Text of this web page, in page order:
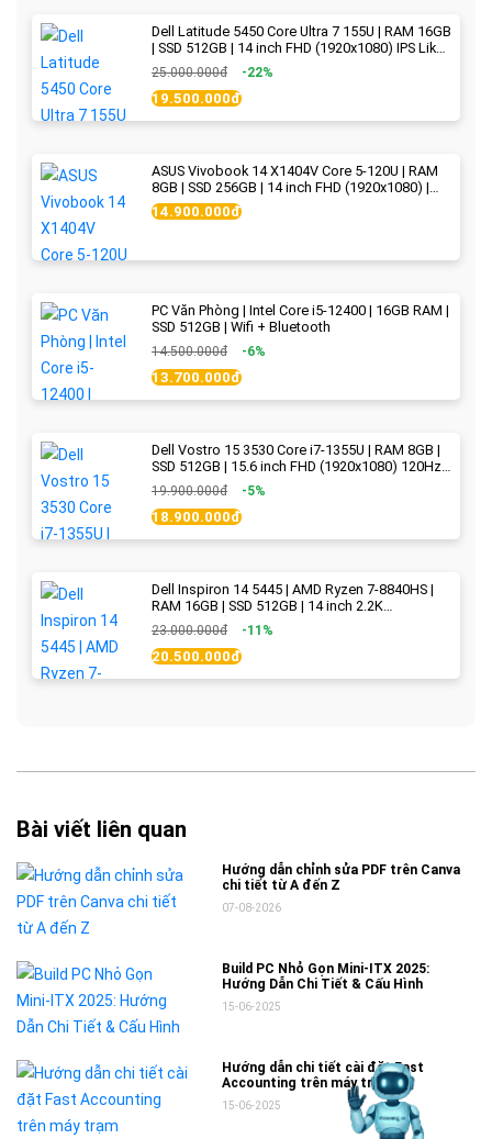
Dell Latitude 5450 Core Ultra 7 155U | RAM 16GB
| SSD 512GB | 14 inch FHD (1920x1080) IPS Like
new
25.000.000đ -22%
19.500.000đ
ASUS Vivobook 14 X1404V Core 5-120U | RAM
8GB | SSD 256GB | 14 inch FHD (1920x1080) |
Quiet Blue - New Fullbox
14.900.000đ
PC Văn Phòng | Intel Core i5-12400 | 16GB RAM |
SSD 512GB | Wifi + Bluetooth
14.500.000đ -6%
13.700.000đ
Dell Vostro 15 3530 Core i7-1355U | RAM 8GB |
SSD 512GB | 15.6 inch FHD (1920x1080) 120Hz
WVA | Black | New Fullbox
19.900.000đ -5%
18.900.000đ
Dell Inspiron 14 5445 | AMD Ryzen 7-8840HS |
RAM 16GB | SSD 512GB | 14 inch 2.2K
(2240x1400) IPS 300nits | Ice Blue - New Fullbox
23.000.000đ -11%
20.500.000đ
Bài viết liên quan
Hướng dẫn chỉnh sửa PDF trên Canva
chi tiết từ A đến Z
07-08-2026
Build PC Nhỏ Gọn Mini-ITX 2025:
Hướng Dẫn Chi Tiết & Cấu Hình
15-06-2025
Hướng dẫn chi tiết cài đặt Fast
Accounting trên máy trạm
15-06-2025